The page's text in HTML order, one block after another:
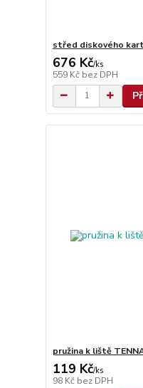
střed diskového
676 Kč/ks
559 Kč bez DPH
pružina k liště
119 Kč/ks
98 Kč bez DPH